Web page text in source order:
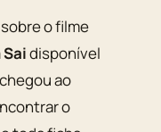
o filme
disponível
ao
o